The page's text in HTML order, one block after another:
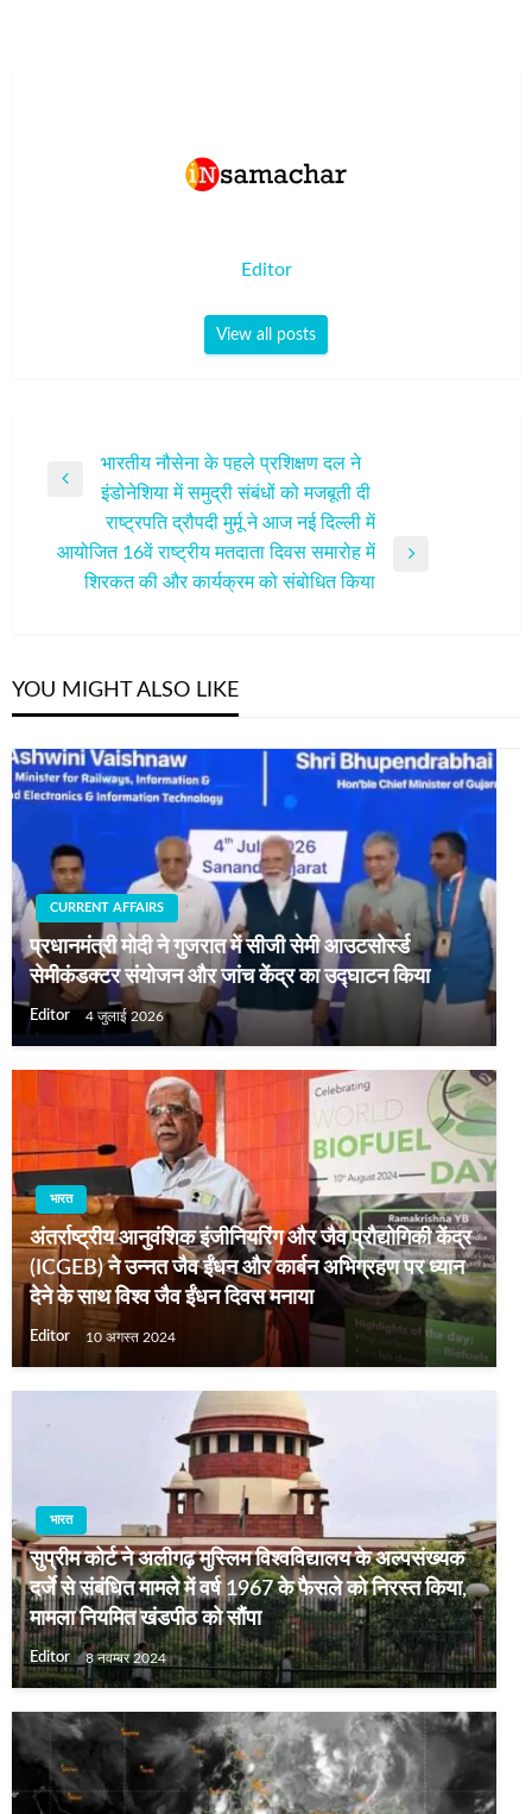
Editor
View all posts
नेविगेशन
Previous
भारतीय नौसेना के पहले प्रशिक्षण दल ने
इंडोनेशिया में समुद्री संबंधों को मजबूती दी
राष्ट्रपति द्रौपदी मुर्मू ने आज नई दिल्ली में
आयोजित 16वें राष्ट्रीय मतदाता दिवस समारोह में
शिरकत की और कार्यक्रम को संबोधित किया
YOU MIGHT ALSO LIKE
CURRENT AFFAIRS
प्रधानमंत्री मोदी ने गुजरात में सीजी सेमी आउटसोर्स्ड
सेमीकंडक्टर संयोजन और जांच केंद्र का उद्घाटन किया
Editor 4 जुलाई 2026
भारत
अंतर्राष्ट्रीय आनुवंशिक इंजीनियरिंग और जैव प्रौद्योगिकी केंद्र
(ICGEB) ने उन्नत जैव ईंधन और कार्बन अभिग्रहण पर ध्यान
देने के साथ विश्व जैव ईंधन दिवस मनाया
Editor 10 अगस्त 2024
भारत
सुप्रीम कोर्ट ने अलीगढ़ मुस्लिम विश्वविद्यालय के अल्पसंख्यक
दर्जे से संबंधित मामले में वर्ष 1967 के फैसले को निरस्‍त किया,
मामला नियमित खंडपीठ को सौंपा
Editor 8 नवम्बर 2024